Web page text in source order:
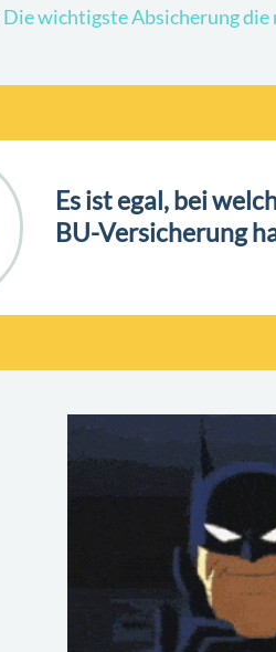
Die wichtigste Absicherung die
Es ist egal, bei
BU-Versicherung